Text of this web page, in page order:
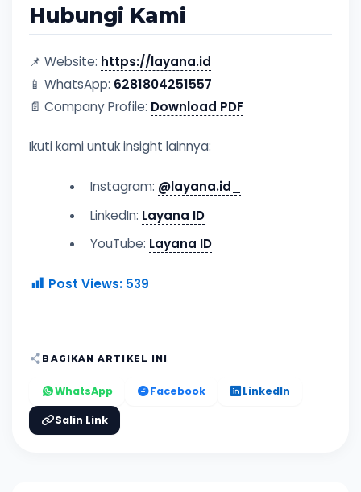
Hubungi Kami
📌 Website: https://layana.id
📱 WhatsApp: 6281804251557
📄 Company Profile: Download PDF
Ikuti kami untuk insight lainnya:
Instagram: @layana.id_
LinkedIn: Layana ID
YouTube: Layana ID
Post Views: 539
BAGIKAN ARTIKEL INI
WhatsApp Facebook LinkedIn
Salin Link